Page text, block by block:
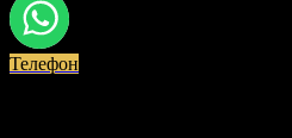
Телефон